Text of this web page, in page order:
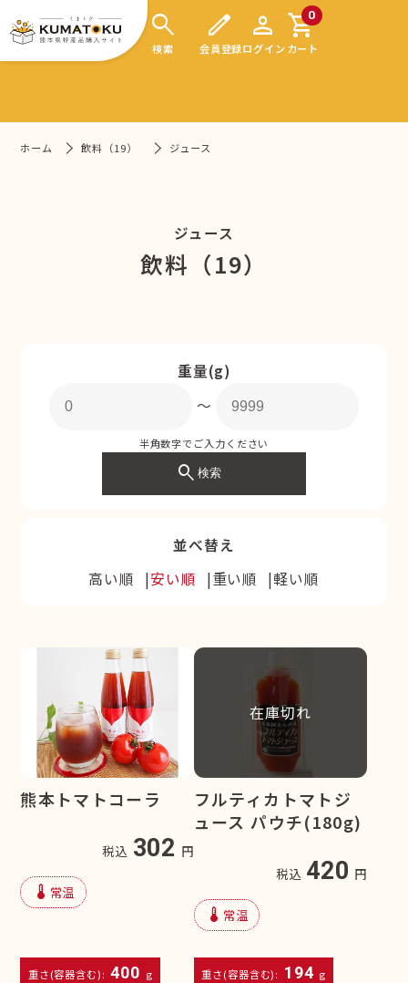
search
検索
edit
会員登録
person
ログイン
0
shopping_cart
カート
ホーム 飲料（19） ジュース
ジュース
飲料（19）
重量(g)
〜
半角数字でご入力ください
search検索
並べ替え
高い順
安い順 重い順 軽い順
熊本トマトコーラ
税込 302 円
device_thermostat 常温
重さ(容器含む): 400 g
在庫切れ
フルティカトマトジ
ュース パウチ(180g)
税込 420 円
device_thermostat 常温
重さ(容器含む): 194 g